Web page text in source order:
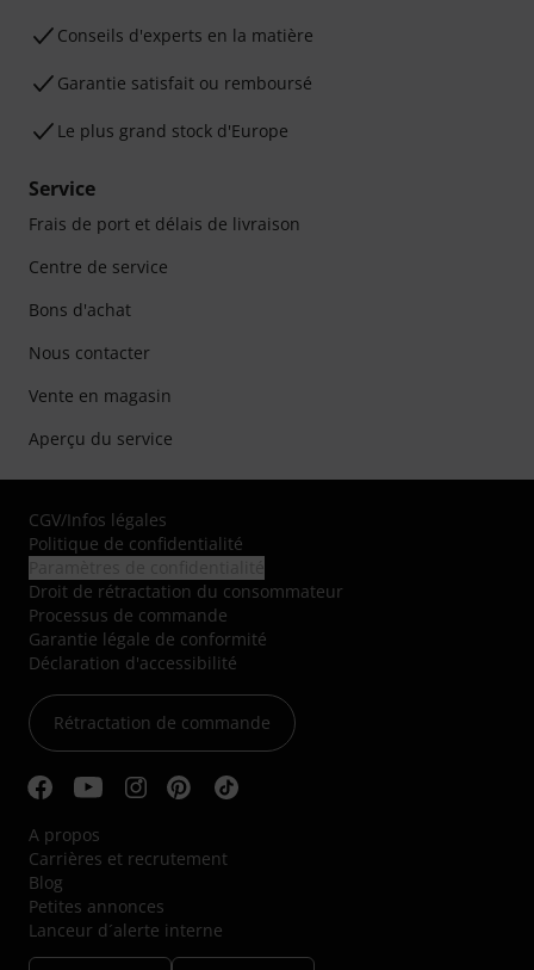
Conseils d'experts en la matière
Garantie satisfait ou remboursé
Le plus grand stock d'Europe
Service
Frais de port et délais de livraison
Centre de service
Bons d'achat
Nous contacter
Vente en magasin
Aperçu du service
CGV/Infos légales
Politique de confidentialité
Droit de rétractation du consommateur
Processus de commande
Garantie légale de conformité
Déclaration d'accessibilité
Rétractation de commande
A propos
Carrières et recrutement
Blog
Petites annonces
Lanceur d´alerte interne